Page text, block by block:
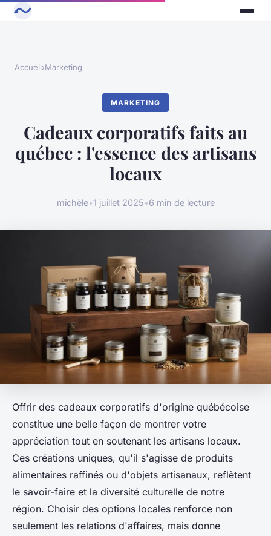
Accueil›Marketing
MARKETING
Cadeaux corporatifs faits au
québec : l'essence des artisans
locaux
michèle•1 juillet 2025•6 min de lecture
Offrir des cadeaux corporatifs d'origine québécoise
constitue une belle façon de montrer votre
appréciation tout en soutenant les artisans locaux.
Ces créations uniques, qu'il s'agisse de produits
alimentaires raffinés ou d'objets artisanaux, reflètent
le savoir-faire et la diversité culturelle de notre
région. Choisir des options locales renforce non
seulement les relations d'affaires, mais donne